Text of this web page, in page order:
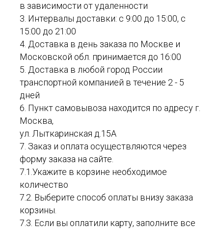
в зависимости от удаленности
3. Интервалы доставки: с 9:00 до 15:00, с
15:00 до 21:00
4. Доставка в день заказа по Москве и
Московской обл. принимается до 16:00
5. Доставка в любой город России
транспортной компанией в течение 2 - 5
дней
6. Пункт самовывоза находится по адресу г.
Москва,
ул. Лыткаринская д.15А
7. Заказ и оплата осуществляются через
форму заказа на сайте.
7.1.Укажите в корзине необходимое
количество
7.2. Выберите способ оплаты внизу заказа
корзины.
7.3. Если вы оплатили карту, заполните все